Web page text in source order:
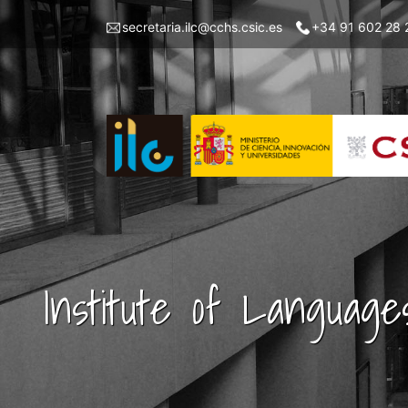
main
content
Menu
left
ILC
secretaria.ilc@cchs.csic.es +34 91 602 28
Institute of